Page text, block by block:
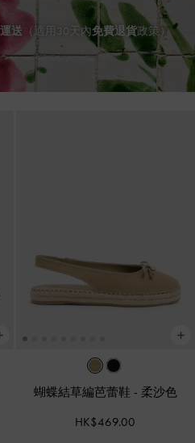
送 （適用30天內免費退貨政策）
蝴蝶結草編芭蕾鞋 - 柔沙色
HK$469.00